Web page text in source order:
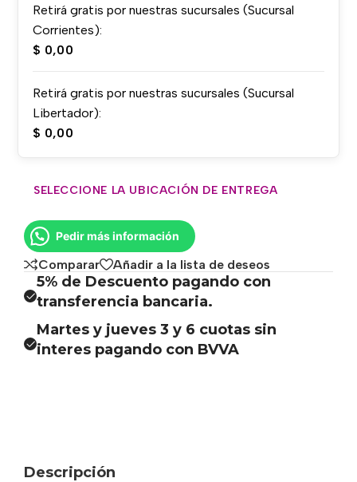
Retirá gratis por nuestras sucursales (Sucursal
Corrientes):
$ 0,00
Retirá gratis por nuestras sucursales (Sucursal
Libertador):
$ 0,00
SELECCIONE LA UBICACIÓN DE ENTREGA
Pedir más información
Comparar Añadir a la lista de deseos
5% de Descuento pagando con
transferencia bancaria.
Martes y jueves 3 y 6 cuotas sin
interes pagando con BVVA
Descripción